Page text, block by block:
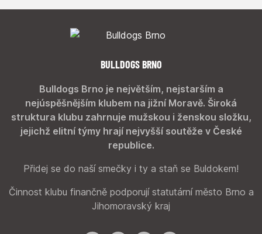
BULLDOGS BRNO
Bulldogs Brno je největším, nejstarším a
nejúspěšnějším klubem na jižní Moravě. Široká
struktura klubu zahrnuje mužskou i ženskou složku,
jejichž elitní týmy hrají nejvyšší soutěže v České
republice.
Přidej se do naší smečky i ty a staň se Buldokem!
Činnost klubu finančně podporují statutární město Brno a
Jihomoravský kraj